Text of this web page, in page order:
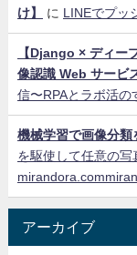
け】
に LINEでプ
【Django × ディー
像認識 Web サービ
信〜RPAとラボ活の
機械学習で画像分類
を駆使して任意の
アーカイブ